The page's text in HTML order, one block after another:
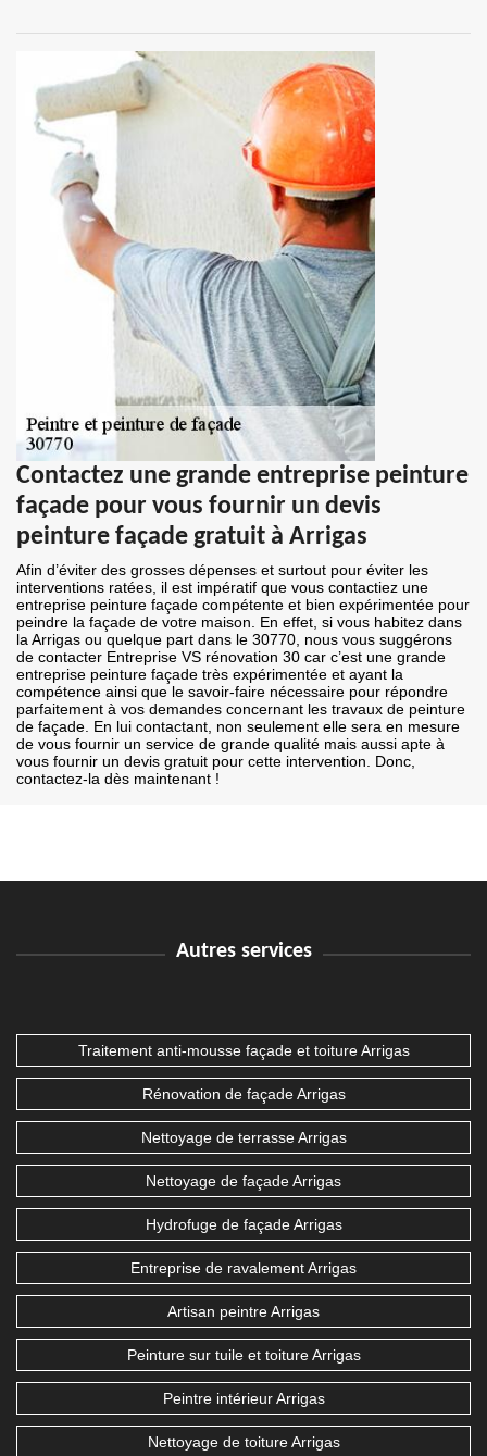
Contactez une grande entreprise peinture
façade pour vous fournir un devis
peinture façade gratuit à Arrigas
Afin d’éviter des grosses dépenses et surtout pour éviter les
interventions ratées, il est impératif que vous contactiez une
entreprise peinture façade compétente et bien expérimentée pour
peindre la façade de votre maison. En effet, si vous habitez dans
la Arrigas ou quelque part dans le 30770, nous vous suggérons
de contacter Entreprise VS rénovation 30 car c’est une grande
entreprise peinture façade très expérimentée et ayant la
compétence ainsi que le savoir-faire nécessaire pour répondre
parfaitement à vos demandes concernant les travaux de peinture
de façade. En lui contactant, non seulement elle sera en mesure
de vous fournir un service de grande qualité mais aussi apte à
vous fournir un devis gratuit pour cette intervention. Donc,
contactez-la dès maintenant !
Autres services
Traitement anti-mousse façade et toiture Arrigas
Rénovation de façade Arrigas
Nettoyage de terrasse Arrigas
Nettoyage de façade Arrigas
Hydrofuge de façade Arrigas
Entreprise de ravalement Arrigas
Artisan peintre Arrigas
Peinture sur tuile et toiture Arrigas
Peintre intérieur Arrigas
Nettoyage de toiture Arrigas